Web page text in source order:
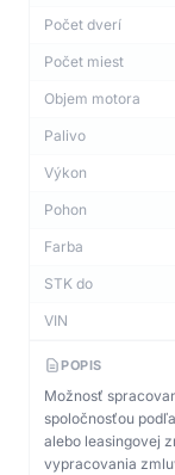
Počet dverí
Počet miest
Objem motora
Palivo
Výkon
Pohon
Farba
STK do
VIN
POPIS
Možnosť
spoločnosťou
alebo leasingovej
vypracovania